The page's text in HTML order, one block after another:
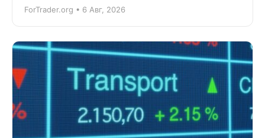
ForTrader.org • 6 Авг, 2026